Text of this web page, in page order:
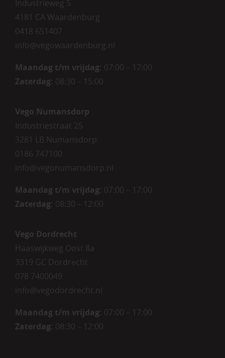
Industrieweg 5
4181 CA Waardenburg
0418 651407
info@vegowaardenburg.nl
Maandag t/m vrijdag: 07:00 – 17:00
Zaterdag: 08:30 – 15:00
Vego Numansdorp
Industriestraat 25
3281 LB Numansdorp
0186 747100
info@vegonumansdorp.nl
Maandag t/m vrijdag: 07:00 – 17:00
Zaterdag: 08:30 – 12:00
Vego Dordrecht
Haaswijkweg Oost 8a
3319 GC Dordrecht
078 7400049
info@vegodordrecht.nl
Maandag t/m vrijdag: 07:00 – 17:00
Zaterdag: 08:30 – 12:00